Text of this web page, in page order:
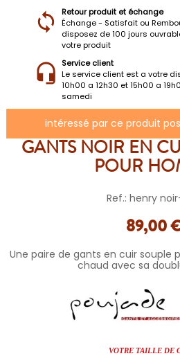
Retour produit et échange
Échange - Satisfait ou
disposez de 100 jours
votre produit
Service client
Le service client est a votre
10h00 a 12h30 et 15h00 a
samedi
intéressé par ce produit
GANTS NOIR EN
POUR
Ref.: henry
89,00
Une paire de gants en cuir souple
chaud avec sa
VOTRE TAILLE DE